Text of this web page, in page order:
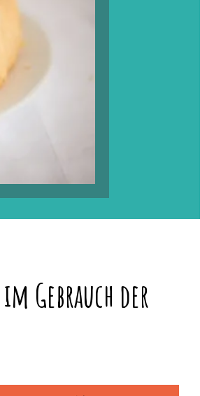
Gebrauch der